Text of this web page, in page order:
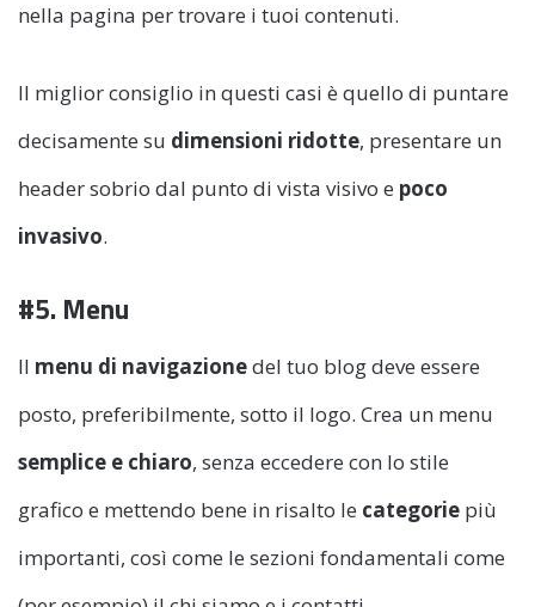
nella pagina per trovare i tuoi contenuti.
Il miglior consiglio in questi casi è quello di puntare
decisamente su dimensioni ridotte, presentare un
header sobrio dal punto di vista visivo e poco
invasivo.
#5. Menu
Il menu di navigazionedel tuo blog deve essere
posto, preferibilmente, sotto il logo. Crea un menu
semplice e chiaro, senza eccedere con lo stile
grafico e mettendo bene in risalto le categorie più
importanti, così come le sezioni fondamentali come